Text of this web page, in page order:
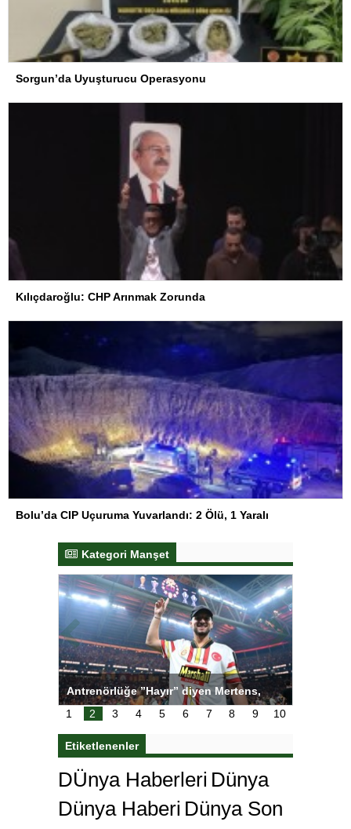
Sorgun’da Uyuşturucu Operasyonu
Kılıçdaroğlu: CHP Arınmak Zorunda
Bolu’da CIP Uçuruma Yuvarlandı: 2 Ölü, 1 Yaralı
Kategori Manşet
Antrenörlüğe ”Hayır” diyen Mertens,
Galatasaray’dan bakın ne istedi
1
2 3 4 5 6 7 8 9 10
Etiketlenenler
DÜnya Haberleri Dünya
Dünya Haberi Dünya Son